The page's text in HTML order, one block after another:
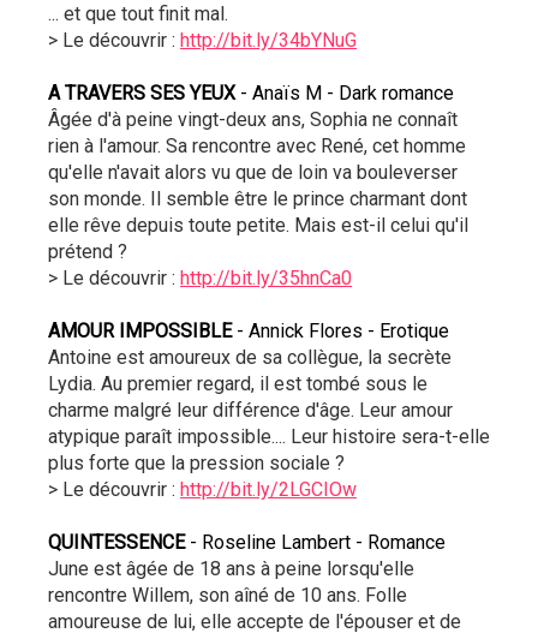
... et que tout finit mal.
> Le découvrir : http://bit.ly/34bYNuG
A TRAVERS SES YEUX - Anaïs M - Dark romance
Âgée d'à peine vingt-deux ans, Sophia ne connaît
rien à l'amour. Sa rencontre avec René, cet homme
qu'elle n'avait alors vu que de loin va bouleverser
son monde. Il semble être le prince charmant dont
elle rêve depuis toute petite. Mais est-il celui qu'il
prétend ?
> Le découvrir : http://bit.ly/35hnCa0
AMOUR IMPOSSIBLE - Annick Flores - Erotique
Antoine est amoureux de sa collègue, la secrète
Lydia. Au premier regard, il est tombé sous le
charme malgré leur différence d'âge. Leur amour
atypique paraît impossible.... Leur histoire sera-t-elle
plus forte que la pression sociale ?
> Le découvrir : http://bit.ly/2LGCIOw
QUINTESSENCE - Roseline Lambert - Romance
June est âgée de 18 ans à peine lorsqu'elle
rencontre Willem, son aîné de 10 ans. Folle
amoureuse de lui, elle accepte de l'épouser et de